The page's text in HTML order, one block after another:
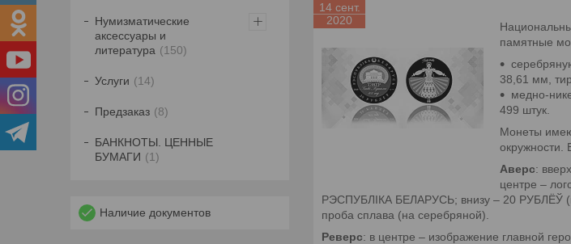
14 сент.
2020
памятные
38,61 мм,
медно-
499 штук.
Монеты
окружности.
Аверс:
центре –
РЭСПУБЛІКА БЕЛАРУСЬ; внизу – 20 РУБЛЁЎ
проба сплава (на серебряной).
Реверс: в центре – изображение главной
Нумизматические
аксессуары и
литература
150
Услуги 14
Предзаказ 8
БАНКНОТЫ. ЦЕННЫЕ
БУМАГИ
1
Наличие документов